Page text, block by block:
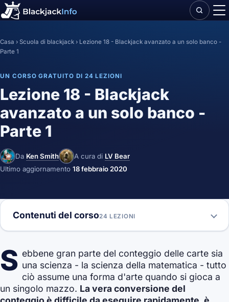
Casa › Scuola di blackjack › Lezione 18 - Blackjack avanzato a un solo banco -
Parte 1
UN CORSO GRATUITO DI 24 LEZIONI
Lezione 18 - Blackjack
avanzato a un solo banco -
Parte 1
Da Ken Smith A cura di LV Bear
Ultimo aggiornamento 18 febbraio 2020
Contenuti del corso24 LEZIONI
S ebbene gran parte del conteggio delle carte sia
una scienza - la scienza della matematica - tutto
ciò assume una forma d'arte quando si gioca a
un singolo mazzo. La vera conversione del